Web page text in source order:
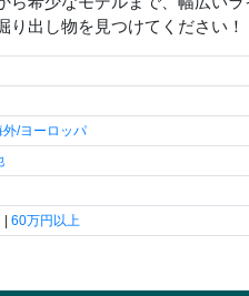
出し物を見つけてください！
外/ヨーロッパ
60万円以上